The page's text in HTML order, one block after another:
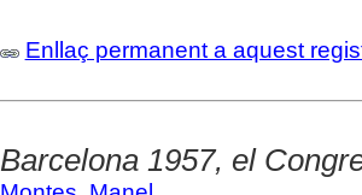
Enllaç permanent a aquest
Barcelona 1957, el